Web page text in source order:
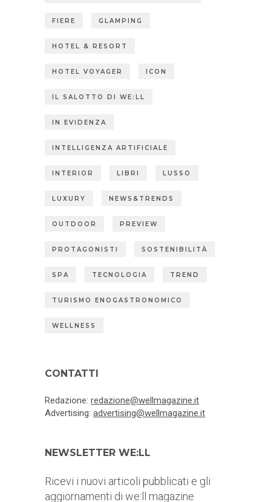
FIERE GLAMPING
HOTEL & RESORT
HOTEL VOYAGER ICON
IL SALOTTO DI WE:LL
IN EVIDENZA
INTELLIGENZA ARTIFICIALE
INTERIOR LIBRI LUSSO
LUXURY NEWS&TRENDS
OUTDOOR PREVIEW
PROTAGONISTI SOSTENIBILITÀ
SPA TECNOLOGIA TREND
TURISMO ENOGASTRONOMICO
WELLNESS
CONTATTI
Redazione: redazione@wellmagazine.it
Advertising: advertising@wellmagazine.it
NEWSLETTER WE:LL
Ricevi i nuovi articoli pubblicati e gli
aggiornamenti di we:ll magazine